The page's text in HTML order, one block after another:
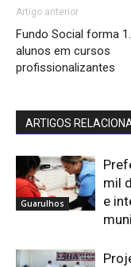
Artigo anterior
Fundo Social forma
alunos em cursos
profissionalizantes
ARTIGOS
Guarulhos
mil
e